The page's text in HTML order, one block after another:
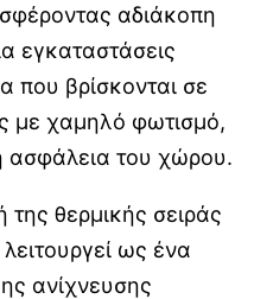
αδιάκοπη
εγκαταστάσεις
που βρίσκονται σε
με χαμηλό φωτισμό,
ασφάλεια του χώρου.
της θερμικής σειράς
ως ένα
ανίχνευσης